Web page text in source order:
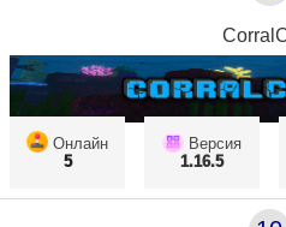
Онлайн
5
Версия
1.16.5